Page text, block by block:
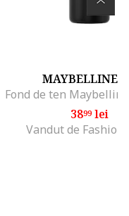
MAYBELLINE
3899lei
Vandut de Fashion